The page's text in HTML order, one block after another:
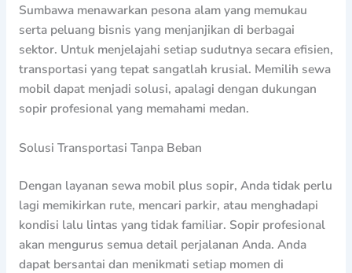
Sumbawa menawarkan pesona alam yang memukau
serta peluang bisnis yang menjanjikan di berbagai
sektor. Untuk menjelajahi setiap sudutnya secara efisien,
transportasi yang tepat sangatlah krusial. Memilih sewa
mobil dapat menjadi solusi, apalagi dengan dukungan
sopir profesional yang memahami medan.
Solusi Transportasi Tanpa Beban
Dengan layanan sewa mobil plus sopir, Anda tidak perlu
lagi memikirkan rute, mencari parkir, atau menghadapi
kondisi lalu lintas yang tidak familiar. Sopir profesional
akan mengurus semua detail perjalanan Anda. Anda
dapat bersantai dan menikmati setiap momen di